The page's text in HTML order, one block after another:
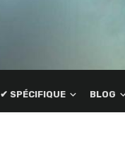
✔ SPÉCIFIQUE BLOG